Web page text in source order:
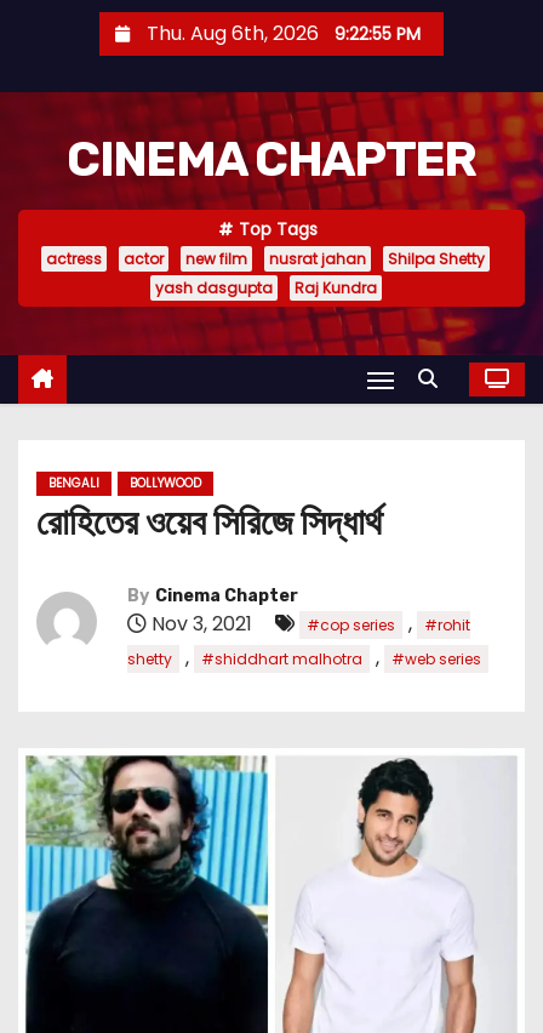
e
Thu. Aug 6th, 2026 9:22:56 PM
CINEMA CHAPTER
Top Tags
actress actor new film nusrat jahan
Shilpa Shetty
yash dasgupta
Raj Kundra
BENGALI BOLLYWOOD
রোহিতের ওয়েব সিরিজে সিদ্ধার্থ
By Cinema Chapter
Nov 3, 2021 #cop series ,
#rohit
shetty
, #shiddhart malhotra , #web series